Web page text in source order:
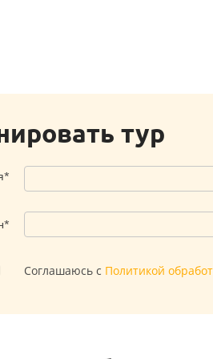
тур
Соглашаюсь с Политикой